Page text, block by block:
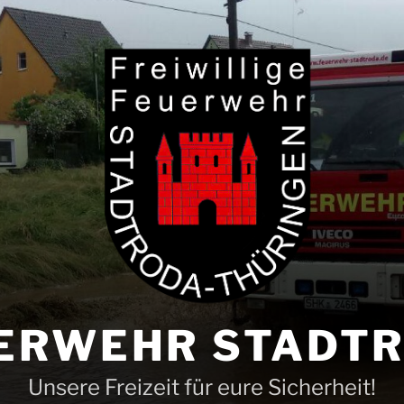
Unsere Freizeit für eure Sicherheit!